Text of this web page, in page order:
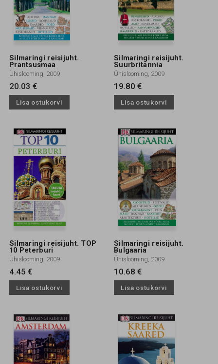
Silmaringi reisijuht.
Prantsusmaa
Ühislooming, 2009
20.03 €
Lisa ostukorvi
Silmaringi reisijuht.
Suurbritannia
Ühislooming, 2009
19.80 €
Lisa ostukorvi
Silmaringi reisijuht. TOP
10 Peterburi
Ühislooming, 2009
4.45 €
Lisa ostukorvi
Silmaringi reisijuht.
Bulgaaria
Ühislooming, 2009
10.68 €
Lisa ostukorvi